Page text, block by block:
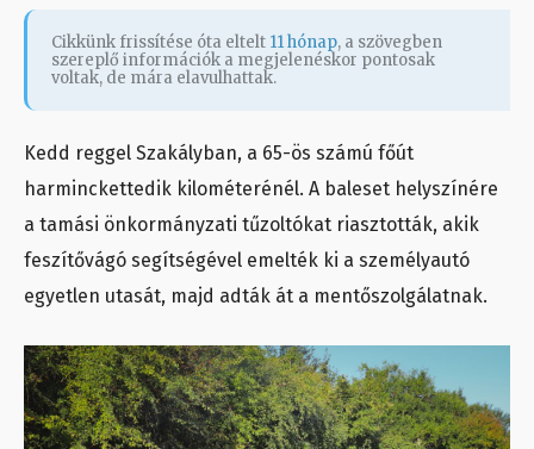
Cikkünk frissítése óta eltelt 11 hónap, a szövegben
szereplő információk a megjelenéskor pontosak
voltak, de mára elavulhattak.
Kedd reggel Szakályban, a 65-ös számú főút
harminckettedik kilométerénél. A baleset helyszínére
a tamási önkormányzati tűzoltókat riasztották, akik
feszítővágó segítségével emelték ki a személyautó
egyetlen utasát, majd adták át a mentőszolgálatnak.